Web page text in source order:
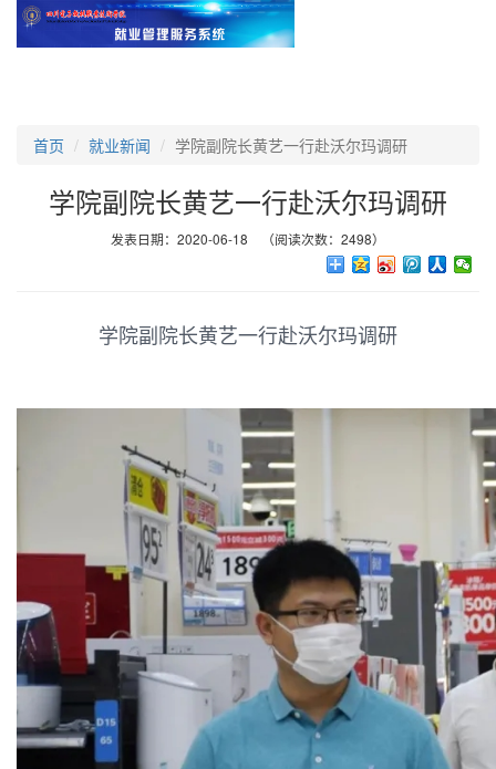
首页 就业新闻 学院副院长黄艺一行赴沃尔玛调研
学院副院长黄艺一行赴沃尔玛调研
发表日期：2020-06-18 （阅读次数：2498）
学院副院长黄艺一行赴沃尔玛调研